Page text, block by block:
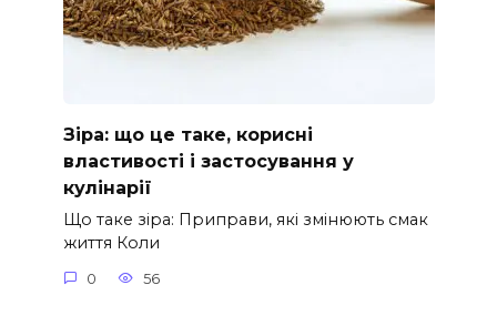
Зіра: що це таке, корисні
властивості і застосування у
кулінарії
Що таке зіра: Приправи, які змінюють смак
життя Коли
0 56